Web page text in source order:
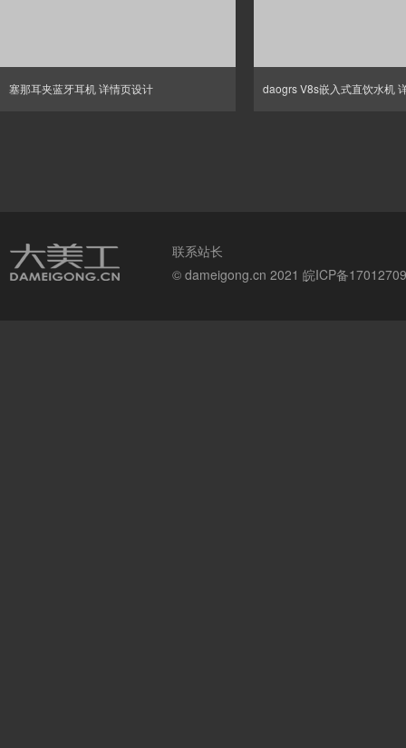
塞那耳夹蓝牙耳机 详情页设计 daogrs V8s嵌入式直饮水机
联系站长
© dameigong.cn 2021 皖ICP备